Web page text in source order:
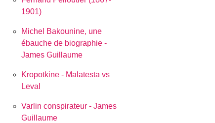
1901)
Michel Bakounine, une
ébauche de biographie -
James Guillaume
Kropotkine - Malatesta vs
Leval
Varlin conspirateur - James
Guillaume